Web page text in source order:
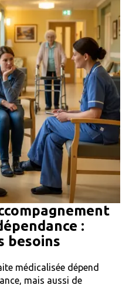
:
besoins
médicalisée dépend
mais aussi de